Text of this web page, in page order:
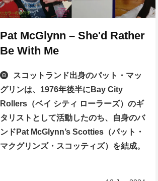
Pat McGlynn – She'd Rather
Be With Me
スコットランド出身のパット・マッ
グリンは、1976年後半にBay City
Rollers（ベイ シティ ローラーズ）のギ
タリストとして活動したのち、自身のバ
ンドPat McGlynn’s Scotties（パット・
マクグリンズ・スコッティズ）を結成。